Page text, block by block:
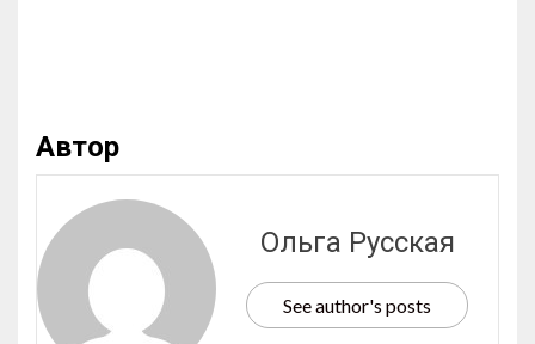
Автор
Ольга Русская
See author's posts